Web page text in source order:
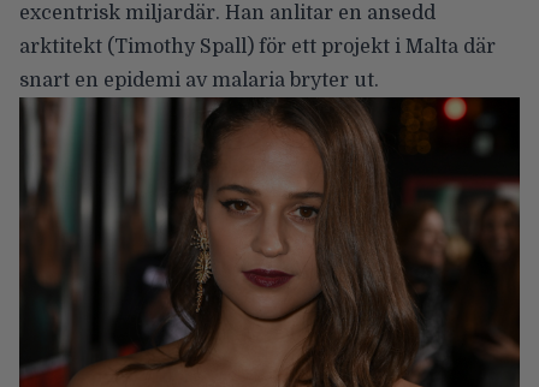
excentrisk miljardär. Han anlitar en ansedd
arktitekt (Timothy Spall) för ett projekt i Malta där
snart en epidemi av malaria bryter ut.